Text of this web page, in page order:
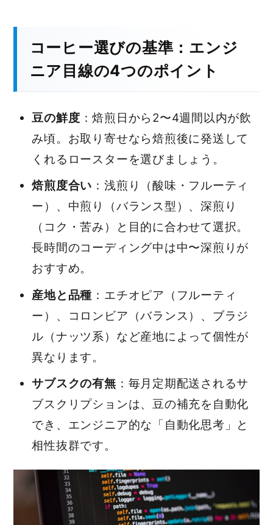
コーヒー選びの基準：エンジ
ニア目線の4つのポイント
豆の鮮度 ：焙煎日から2〜4週間以内が飲
み頃。お取り寄せなら焙煎後に発送して
くれるロースターを選びましょう。
焙煎度合い ：浅煎り（酸味・フルーティ
ー）、中煎り（バランス型）、深煎り
（コク・苦み）と目的に合わせて選択。
長時間のコーディング中は中〜深煎りが
おすすめ。
産地と品種 ：エチオピア（フルーティ
ー）、コロンビア（バランス）、ブラジ
ル（ナッツ系）など産地によって個性が
異なります。
サブスクの有無 ：毎月定期配送されるサ
ブスクリプションは、豆の補充を自動化
でき、エンジニア的な「自動化思考」と
相性抜群です。